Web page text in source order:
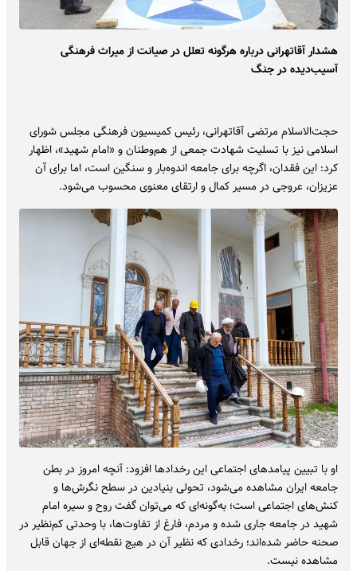
هشدار آقاتهرانی درباره هرگونه تعلل در صیانت از میراث فرهنگی
آسیب‌دیده در جنگ
حجت‌الاسلام مرتضی آقاتهرانی، رئیس کمیسیون فرهنگی مجلس شورای
اسلامی نیز با تسلیت شهادت جمعی از هم‌وطنان و «امام شهید»، اظهار
کرد: این فقدان، اگرچه برای جامعه اندوه‌بار و سنگین است، اما برای آن
عزیزان، عروجی در مسیر کمال و ارتقای معنوی محسوب می‌شود.
او با تبیین پیامدهای اجتماعی این رخدادها افزود: آنچه امروز در بطن
جامعه ایران مشاهده می‌شود، تحولی بنیادین در سطح نگرش‌ها و
کنش‌های اجتماعی است؛ به‌گونه‌ای که می‌توان گفت روح و سیره امام
شهید در جامعه جاری شده و مردم، فارغ از تفاوت‌ها، با وحدتی کم‌نظیر در
صحنه حاضر شده‌اند؛ رخدادی که نظیر آن در هیچ نقطه‌ای از جهان قابل
مشاهده نیست.